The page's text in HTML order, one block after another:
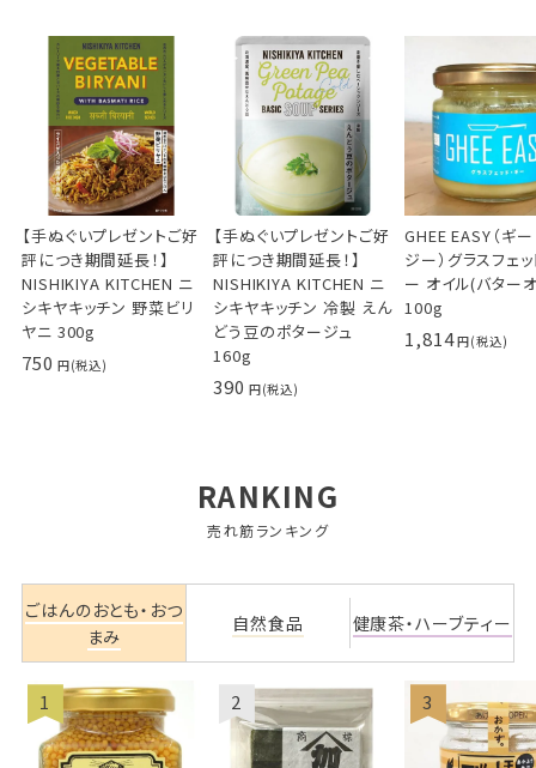
【手ぬぐいプレゼントご好
評につき期間延長！】
NISHIKIYA KITCHEN ニ
シキヤキッチン 野菜ビリ
ヤニ 300g
750
【手ぬぐいプレゼントご好
評につき期間延長！】
NISHIKIYA KITCHEN ニ
シキヤキッチン 冷製 えん
どう豆のポタージュ
160g
390
GHEE EASY（ギー
ジー）グラスフェッ
ー オイル(バター
100g
1,814
RANKING
売れ筋ランキング
ごはんのおとも・おつ
まみ
自然食品 健康茶・ハーブティー